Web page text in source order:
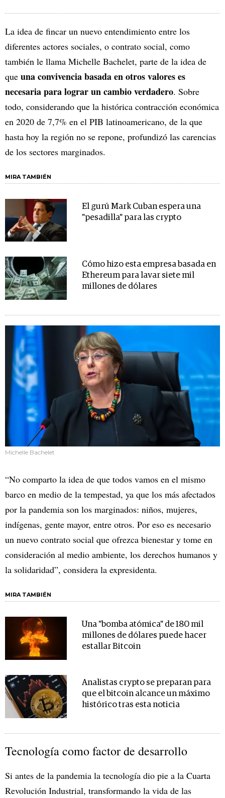
La idea de fincar un nuevo entendimiento entre los
diferentes actores sociales, o contrato social, como
también le llama Michelle Bachelet, parte de la idea de
que una convivencia basada en otros valores es
necesaria para lograr un cambio verdadero. Sobre
todo, considerando que la histórica contracción económica
en 2020 de 7,7% en el PIB latinoamericano, de la que
hasta hoy la región no se repone, profundizó las carencias
de los sectores marginados.
MIRA TAMBIÉN
El gurú Mark Cuban espera una
"pesadilla" para las crypto
Cómo hizo esta empresa basada en
Ethereum para lavar siete mil
millones de dólares
Michelle Bachelet
“No comparto la idea de que todos vamos en el mismo
barco en medio de la tempestad, ya que los más afectados
por la pandemia son los marginados: niños, mujeres,
indígenas, gente mayor, entre otros. Por eso es necesario
un nuevo contrato social que ofrezca bienestar y tome en
consideración al medio ambiente, los derechos humanos y
la solidaridad”, considera la expresidenta.
MIRA TAMBIÉN
Una "bomba atómica" de 180 mil
millones de dólares puede hacer
estallar Bitcoin
Analistas crypto se preparan para
que el bitcoin alcance un máximo
histórico tras esta noticia
Tecnología como factor de desarrollo
Si antes de la pandemia la tecnología dio pie a la Cuarta
Revolución Industrial, transformando la vida de las